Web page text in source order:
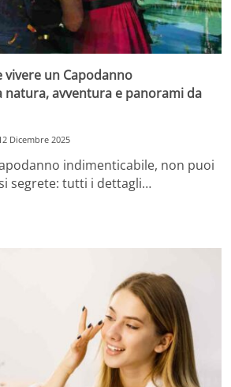
vivere un Capodanno
avventura e panorami da
Dicembre 2025
indimenticabile, non puoi
segrete: tutti i dettagli…